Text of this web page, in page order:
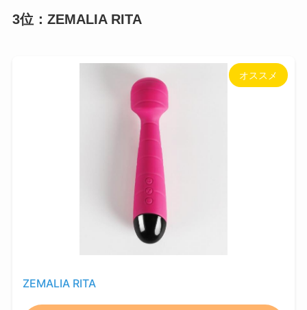
3位：ZEMALIA RITA
オススメ
ZEMALIA RITA